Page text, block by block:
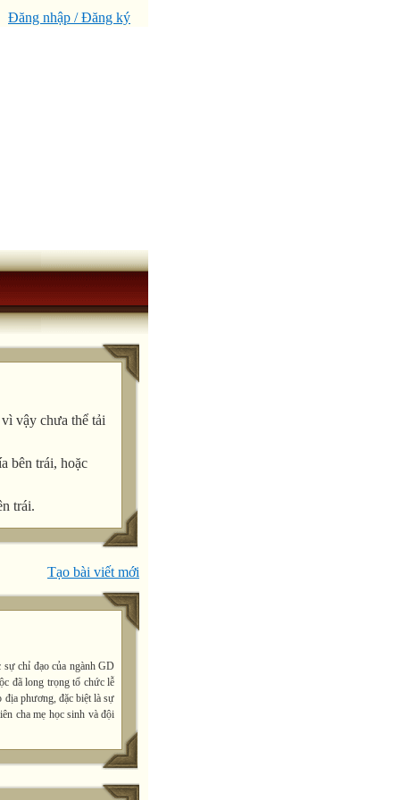
Đăng nhập / Đăng ký
vậy chưa thể tải
bên trái, hoặc
trái.
Tạo bài viết mới
chỉ đạo của ngành GD
đã long trọng tổ chức lễ
địa phương, đặc biệt là sự
cha mẹ học sinh và đội